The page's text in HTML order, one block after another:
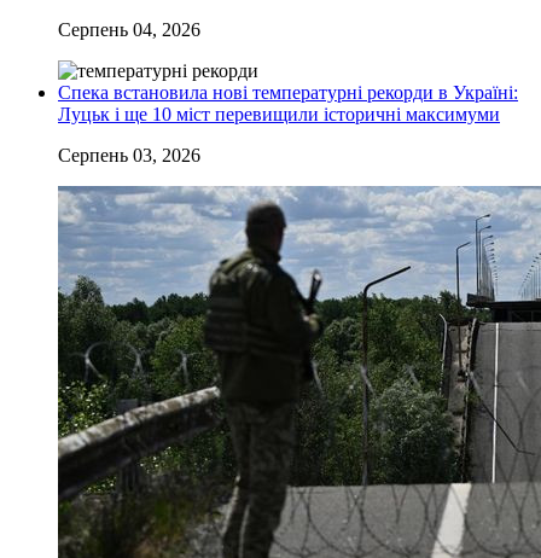
Серпень 04, 2026
Спека встановила нові температурні рекорди в Україні:
Луцьк і ще 10 міст перевищили історичні максимуми
Серпень 03, 2026